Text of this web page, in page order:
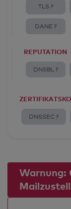
TLS ?
DANE ?
REPUTATION
DNSBL ?
DNSSEC ?
Warnung: